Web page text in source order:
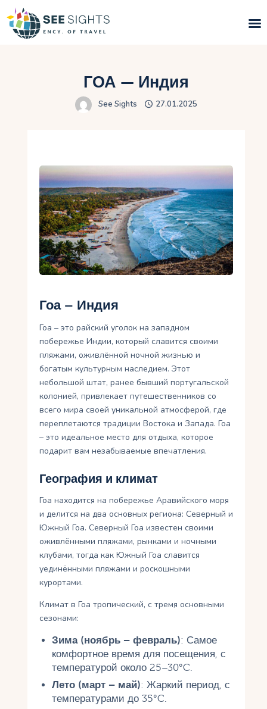
Горящие туры
Инфо
Блог
Контакты
Укр
ГОА — Индия
See Sights 27.01.2025
Гоа – Индия
Гоа – это райский уголок на западном
побережье Индии, который славится своими
пляжами, оживлённой ночной жизнью и
богатым культурным наследием. Этот
небольшой штат, ранее бывший португальской
колонией, привлекает путешественников со
всего мира своей уникальной атмосферой, где
переплетаются традиции Востока и Запада. Гоа
– это идеальное место для отдыха, которое
подарит вам незабываемые впечатления.
География и климат
Гоа находится на побережье Аравийского моря
и делится на два основных региона: Северный и
Южный Гоа. Северный Гоа известен своими
оживлёнными пляжами, рынками и ночными
клубами, тогда как Южный Гоа славится
уединёнными пляжами и роскошными
курортами.
Климат в Гоа тропический, с тремя основными
сезонами:
Зима (ноябрь – февраль): Самое
комфортное время для посещения, с
температурой около 25–30°C.
Лето (март – май): Жаркий период, с
температурами до 35°C.